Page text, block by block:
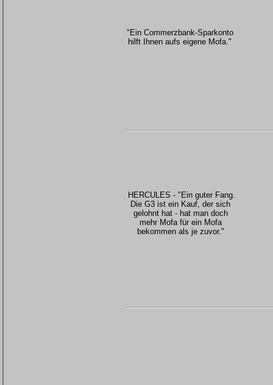
"Ein Commerzbank-Sparkonto
hilft Ihnen aufs eigene Mofa."
HERCULES - "Ein guter Fang.
Die G3 ist ein Kauf, der sich
gelohnt hat - hat man doch
mehr Mofa für ein Mofa
bekommen als je zuvor."